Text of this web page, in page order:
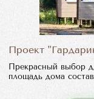
Проект
Прекрасный выбор
площадь дома